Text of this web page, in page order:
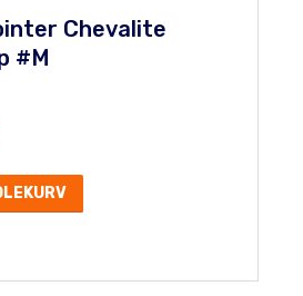
Chevalite
#M